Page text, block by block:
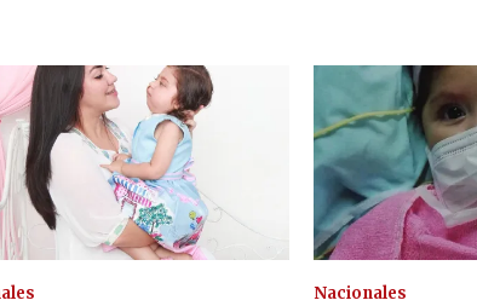
Nacionales